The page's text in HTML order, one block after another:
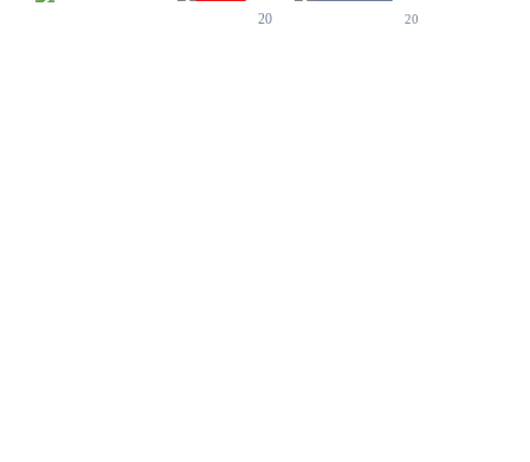
20 20